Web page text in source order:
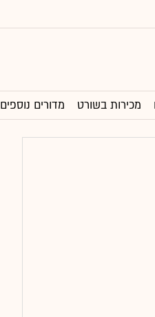
מכירות בשורט מדורים נוספים